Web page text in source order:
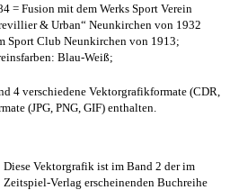
= Fusion mit dem Werks Sport Verein
& Urban“ Neunkirchen von 1932
Sport Club Neunkirchen von 1913;
Blau-Weiß;
4 verschiedene Vektorgrafikformate (CDR,
(JPG, PNG, GIF) enthalten.
Diese Vektorgrafik ist im Band 2 der im
Zeitspiel-Verlag erscheinenden Buchreihe